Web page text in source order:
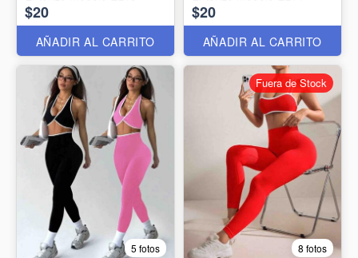
$20
AÑADIR AL CARRITO
$20
AÑADIR AL CARRITO
5 fotos 8 fotos
Fuera de Stock